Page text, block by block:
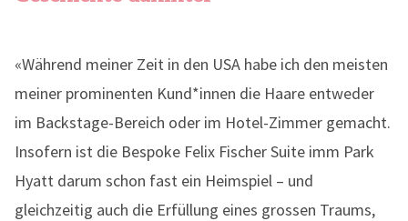
«Während meiner Zeit in den USA habe ich den meisten
meiner prominenten Kund*innen die Haare entweder
im Backstage-Bereich oder im Hotel-Zimmer gemacht.
Insofern ist die Bespoke Felix Fischer Suite imm Park
Hyatt darum schon fast ein Heimspiel – und
gleichzeitig auch die Erfüllung eines grossen Traums,